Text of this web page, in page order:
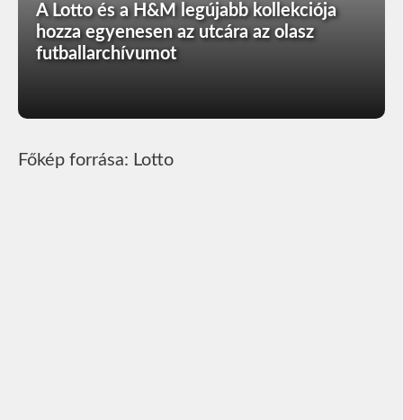
A Lotto és a H&M legújabb kollekciója
hozza egyenesen az utcára az olasz
futballarchívumot
Főkép forrása: Lotto